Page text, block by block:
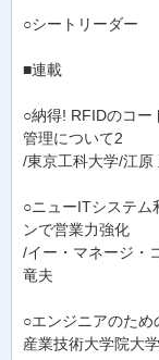
○シートリーダー
■連載
○納得! RFIDのコ
管理について2
/東京工科大学/江原
○ニューITシステ
ンで営業力強化
/イー・マネージ・
竜夫
○エンジニアのた
産業技術大学院大